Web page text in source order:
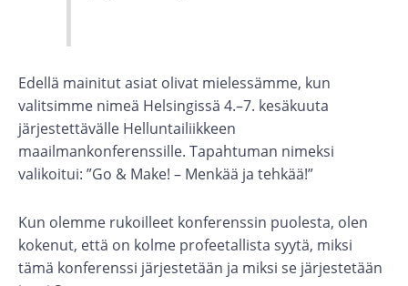
Edellä mainitut asiat olivat mielessämme, kun
valitsimme nimeä Helsingissä 4.–7. kesäkuuta
järjestettävälle Helluntailiikkeen
maailmankonferenssille. Tapahtuman nimeksi
valikoitui: ”Go & Make! – Menkää ja tehkää!”
Kun olemme rukoilleet konferenssin puolesta, olen
kokenut, että on kolme profeetallista syytä, miksi
tämä konferenssi järjestetään ja miksi se järjestetään